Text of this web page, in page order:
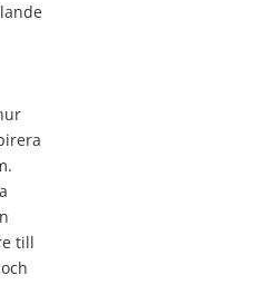
till